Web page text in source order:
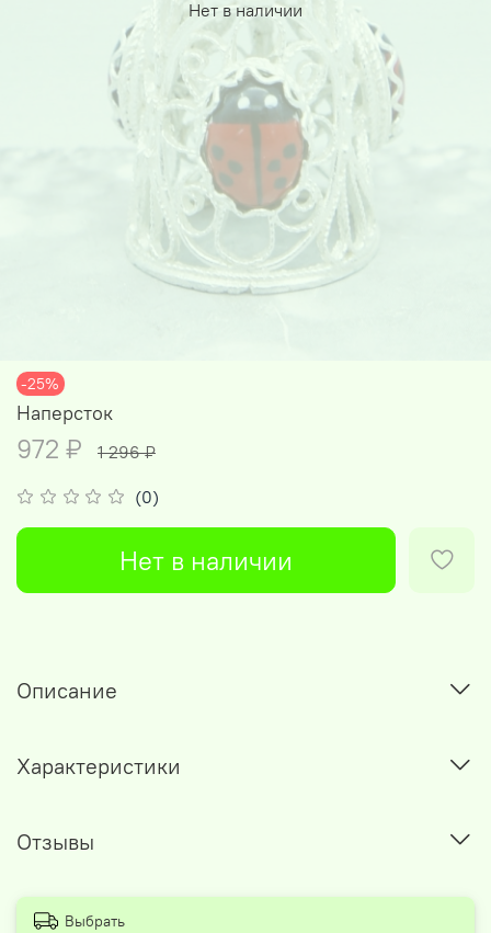
Нет в наличии
-25%
(0)
Наперсток
972 ₽ 1 296 ₽
Нет в наличии
Описание
Характеристики
Отзывы
Выбрать